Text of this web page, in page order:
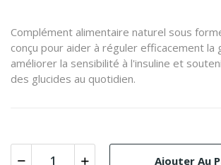
Complément alimentaire naturel sous
conçu pour aider à réguler efficacement la
améliorer la sensibilité à l'insuline et
des glucides au quotidien.
Ajouter Au